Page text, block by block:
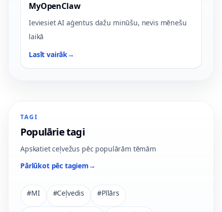
MyOpenClaw
Ieviesiet AI aģentus dažu minūšu, nevis mēnešu
laikā
Lasīt vairāk→
TAGI
Populārie tagi
Apskatiet ceļvežus pēc populārām tēmām
Pārlūkot pēc tagiem→
#MI #Ceļvedis #Pīlārs